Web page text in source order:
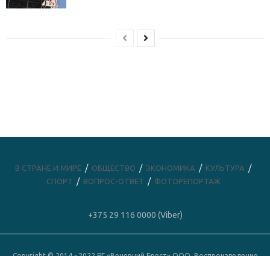
В СТРАНЕ И МИРЕ ОБЩЕСТВО ЭКОНОМИКА
КУЛЬТУРА
СПОРТ
ВОПРОС-ОТВЕТ ФОТОРЕПОРТАЖ
+375 29 116 0000 (Viber)